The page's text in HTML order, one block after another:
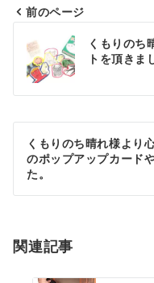
稿
ビ
ゲ
ー
シ
ン
前のページ
くもりのち
トを頂きま
くもりのち晴れ様より
のポップアップカード
た。
関連記事